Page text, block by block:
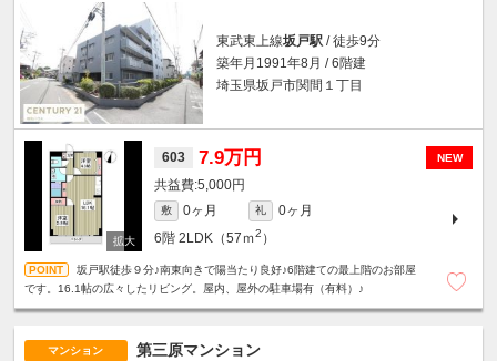
東武東上線坂戸駅 / 徒歩9分
築年月1991年8月 / 6階建
埼玉県坂戸市関間１丁目
NEW
603 7.9万円
5,000円
敷 0ヶ月 礼
0ヶ月
6階 2LDK（57ｍ2 ）
坂戸駅徒歩９分♪南東向きで陽当たり良好♪6階建ての最上階のお部屋
です。16.1帖の広々したリビング。屋内、屋外の駐車場有（有料）♪
マンション 第三原マンション